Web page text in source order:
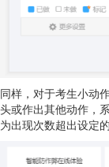
同样，对于考生小动
头或作出其他动作，
为出现次数超出设定